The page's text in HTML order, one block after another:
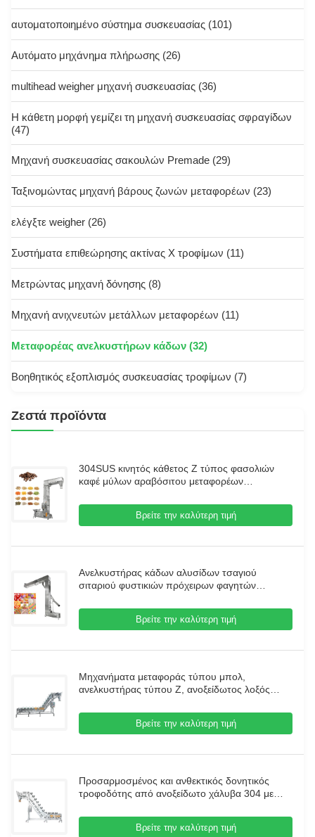
αυτοματοποιημένο σύστημα συσκευασίας (101)
Αυτόματο μηχάνημα πλήρωσης (26)
multihead weigher μηχανή συσκευασίας (36)
Η κάθετη μορφή γεμίζει τη μηχανή συσκευασίας σφραγίδων
(47)
Μηχανή συσκευασίας σακουλών Premade (29)
Ταξινομώντας μηχανή βάρους ζωνών μεταφορέων (23)
ελέγξτε weigher (26)
Συστήματα επιθεώρησης ακτίνας X τροφίμων (11)
Μετρώντας μηχανή δόνησης (8)
Μηχανή ανιχνευτών μετάλλων μεταφορέων (11)
Μεταφορέας ανελκυστήρων κάδων (32)
Βοηθητικός εξοπλισμός συσκευασίας τροφίμων (7)
Ζεστά προϊόντα
304SUS κινητός κάθετος Ζ τύπος φασολιών
καφέ μύλων αραβόσιτου μεταφορέων
δόνησης
Βρείτε την καλύτερη τιμή
Ανελκυστήρας κάδων αλυσίδων τσαγιού
σιταριού φυστικιών πρόχειρων φαγητών
μηχανή τροφίμων
Βρείτε την καλύτερη τιμή
Μηχανήματα μεταφοράς τύπου μπολ,
ανελκυστήρας τύπου Z, ανοξείδωτος λοξός
κατεψυγμένα τρόφιμα
Βρείτε την καλύτερη τιμή
Προσαρμοσμένος και ανθεκτικός δονητικός
τροφοδότης από ανοξείδωτο χάλυβα 304 με
κόκκων
Βρείτε την καλύτερη τιμή